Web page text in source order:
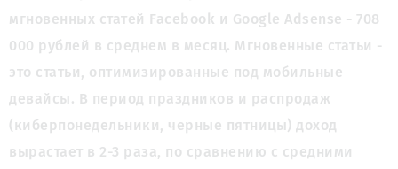
мгновенных статей Facebook и Google Adsense - 708
000 рублей в среднем в месяц. Мгновенные статьи -
это статьи, оптимизированные под мобильные
девайсы. В период праздников и распродаж
(киберпонедельники, черные пятницы) доход
вырастает в 2-3 раза, по сравнению с средними